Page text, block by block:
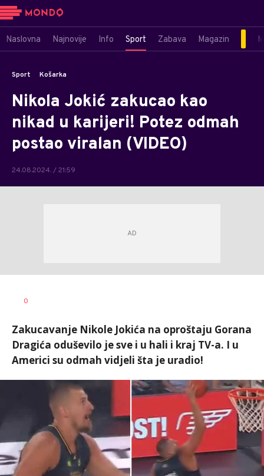
Naslovna Najnovije Info Sport Zabava Magazin
Sport Košarka
Nikola Jokić zakucao kao
nikad u karijeri! Potez odmah
postao viralan (VIDEO)
24.08.2024. / 21:59
AUTOR
0
Zakucavanje Nikole Jokića na oproštaju Gorana
Dragića oduševilo je sve i u hali i kraj TV-a. I u
Americi su odmah vidjeli šta je uradio!